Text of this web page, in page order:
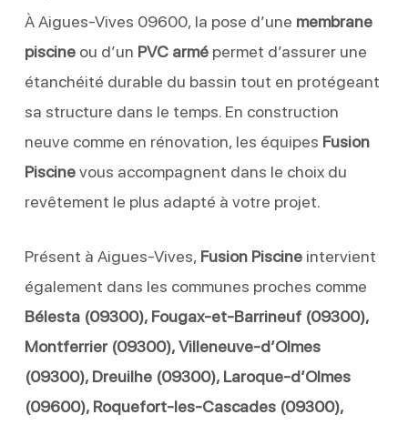
À Aigues-Vives 09600, la pose d’une membrane
piscineou d’un PVC armépermet d’assurer une
étanchéité durable du bassin tout en protégeant
sa structure dans le temps. En construction
neuve comme en rénovation, les équipes Fusion
Piscinevous accompagnent dans le choix du
revêtement le plus adapté à votre projet.
Présent à Aigues-Vives, Fusion Piscineintervient
également dans les communes proches comme
Bélesta (09300), Fougax-et-Barrineuf (09300),
Montferrier (09300), Villeneuve-d’Olmes
(09300), Dreuilhe (09300), Laroque-d’Olmes
(09600), Roquefort-les-Cascades (09300),